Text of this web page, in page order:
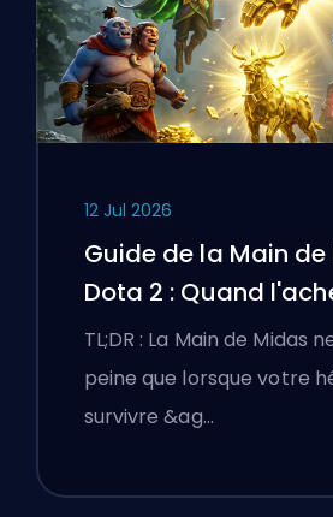
12 Jul 2026
Guide de la Main
Dota 2 : Quand
TL;DR : La Main de Midas
peine que lorsque votre
survivre &ag…